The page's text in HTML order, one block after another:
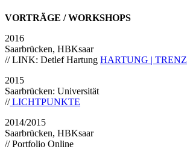
VORTRÄGE / WORKSHOPS
2016
Saarbrücken, HBKsaar
// LINK: Detlef Hartung HARTUNG | TRENZ
2015
Saarbrücken: Universität
//LICHTPUNKTE
2014/2015
Saarbrücken, HBKsaar
// Portfolio Online